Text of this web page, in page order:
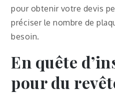
pour obtenir votre devis
préciser le nombre de
besoin.
En quête
pour du